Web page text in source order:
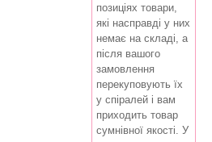
позиціях товари,
які насправді у них
немає на складі, а
після вашого
замовлення
перекуповують їх
у спіралей і вам
приходить товар
сумнівної якості. У